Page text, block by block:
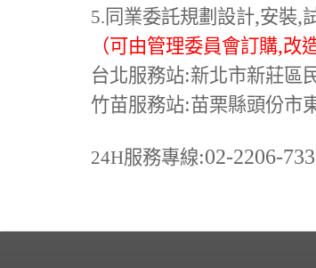
5. 同業委託規劃設計,安裝,
（可由管理委員會訂購,改
台北服務站:新北市新莊區
竹苗服務站:苗栗縣頭份市
24H服務專線:02-2206-